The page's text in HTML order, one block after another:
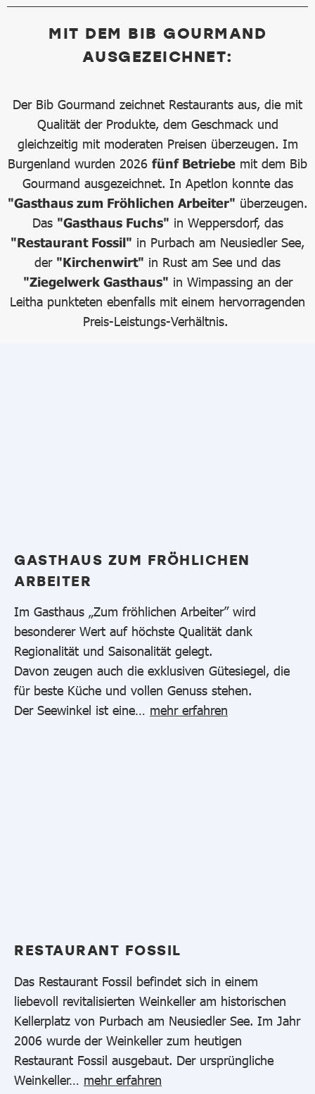
MIT DEM BIB GOURMAND
AUSGEZEICHNET:
Der Bib Gourmand zeichnet Restaurants aus, die mit
Qualität der Produkte, dem Geschmack und
gleichzeitig mit moderaten Preisen überzeugen. Im
Burgenland wurden 2026 fünf Betriebe mit dem Bib
Gourmand ausgezeichnet. In Apetlon konnte das
"Gasthaus zum Fröhlichen Arbeiter" überzeugen.
Das "Gasthaus Fuchs" in Weppersdorf, das
"Restaurant Fossil" in Purbach am Neusiedler See,
der "Kirchenwirt" in Rust am See und das
"Ziegelwerk Gasthaus" in Wimpassing an der
Leitha punkteten ebenfalls mit einem hervorragenden
Preis-Leistungs-Verhältnis.
GASTHAUS ZUM FRÖHLICHEN
ARBEITER
Im Gasthaus „Zum fröhlichen Arbeiter” wird
besonderer Wert auf höchste Qualität dank
Regionalität und Saisonalität gelegt.
Davon zeugen auch die exklusiven Gütesiegel, die
für beste Küche und vollen Genuss stehen.
Der Seewinkel ist eine… mehr erfahren
RESTAURANT FOSSIL
Das Restaurant Fossil befindet sich in einem
liebevoll revitalisierten Weinkeller am historischen
Kellerplatz von Purbach am Neusiedler See. Im Jahr
2006 wurde der Weinkeller zum heutigen
Restaurant Fossil ausgebaut. Der ursprüngliche
Weinkeller… mehr erfahren